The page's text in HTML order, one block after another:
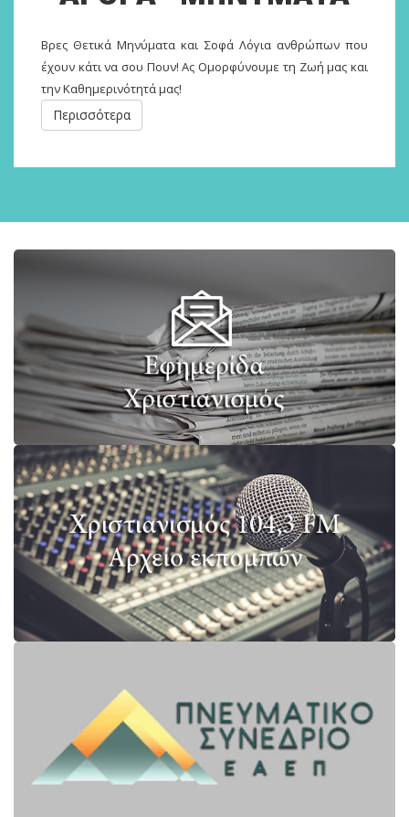
Βρες Θετικά Μηνύματα και Σοφά Λόγια ανθρώπων που
έχουν κάτι να σου Πουν! Ας Ομορφύνουμε τη Ζωή μας και
την Καθημερινότητά μας!
Περισσότερα